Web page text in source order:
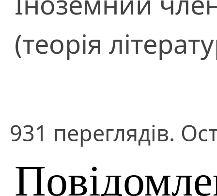
(теорія
931 переглядів.